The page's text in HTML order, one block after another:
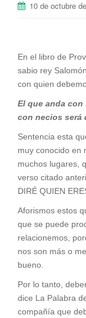
10 de octubre
En el libro de
sabio rey
con quien
El que anda
con necios será
Sentencia esta
muy conocido en
muchos lugares,
verso citado
DIRÉ QUIEN
Aforismos estos
que se puede
relacionemos,
nos son más o
bueno.
Por lo tanto,
dice La Palabra
compañía que